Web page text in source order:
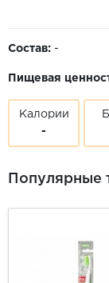
Состав: -
Пищевая
Калории
-
Популярные